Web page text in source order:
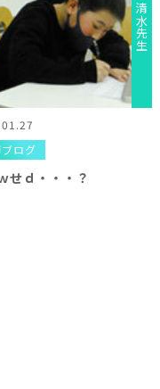
清水先生
ログ
せｄ・・・？